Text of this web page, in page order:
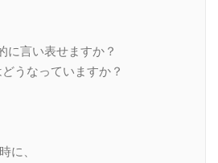
に言い表せますか？
うなっていますか？
に、